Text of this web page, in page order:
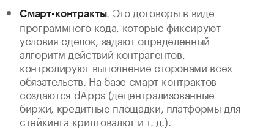
Смарт-контракты. Это договоры в виде
программного кода, которые фиксируют
условия сделок, задают определенный
алгоритм действий контрагентов,
контролируют выполнение сторонами всех
обязательств. На базе смарт-контрактов
создаются dApps (децентрализованные
биржи, кредитные площадки, платформы для
стейкинга криптовалют и т. д.).